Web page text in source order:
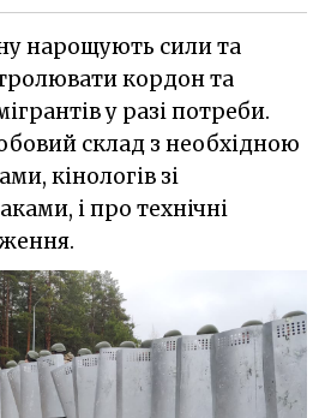
нарощують сили та
кордон та
у разі потреби.
склад з необхідною
кінологів зі
і про технічні